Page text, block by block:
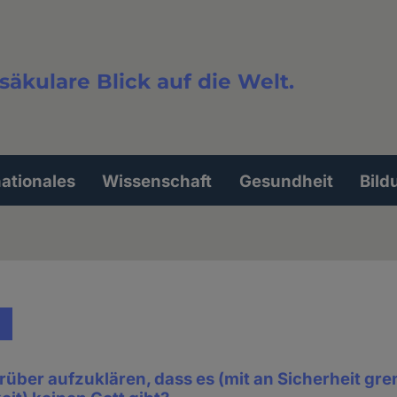
Blick auf die Welt.
Wissenschaft Gesundheit
aufzuklären, dass es (mit an Sicherheit